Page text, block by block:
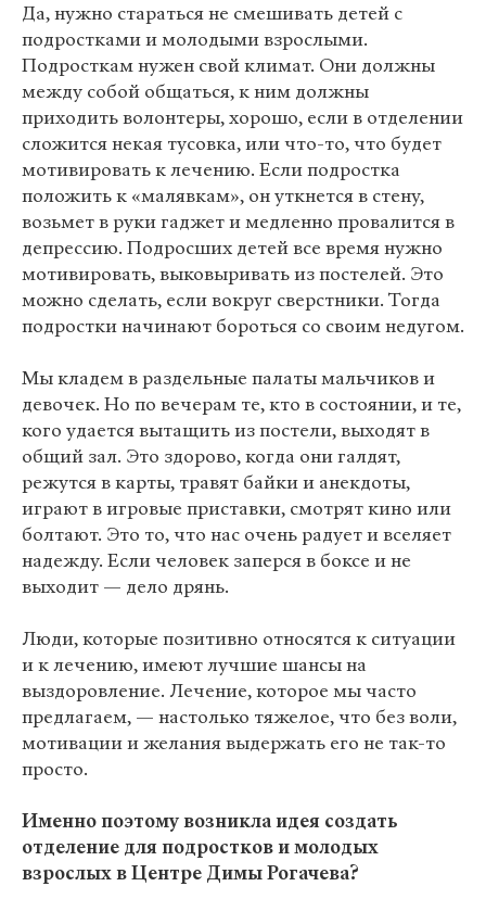
Да, нужно стараться не смешивать детей с
подростками и молодыми взрослыми.
Подросткам нужен свой климат. Они должны
между собой общаться, к ним должны
приходить волонтеры, хорошо, если в отделении
сложится некая тусовка, или что-то, что будет
мотивировать к лечению. Если подростка
положить к «малявкам», он уткнется в стену,
возьмет в руки гаджет и медленно провалится в
депрессию. Подросших детей все время нужно
мотивировать, выковыривать из постелей. Это
можно сделать, если вокруг сверстники. Тогда
подростки начинают бороться со своим недугом.
Мы кладем в раздельные палаты мальчиков и
девочек. Но по вечерам те, кто в состоянии, и те,
кого удается вытащить из постели, выходят в
общий зал. Это здорово, когда они галдят,
режутся в карты, травят байки и анекдоты,
играют в игровые приставки, смотрят кино или
болтают. Это то, что нас очень радует и вселяет
надежду. Если человек заперся в боксе и не
выходит — дело дрянь.
Люди, которые позитивно относятся к ситуации
и к лечению, имеют лучшие шансы на
выздоровление. Лечение, которое мы часто
предлагаем, — настолько тяжелое, что без воли,
мотивации и желания выдержать его не так-то
просто.
Именно поэтому возникла идея создать
отделение для подростков и молодых
взрослых в Центре Димы Рогачева?